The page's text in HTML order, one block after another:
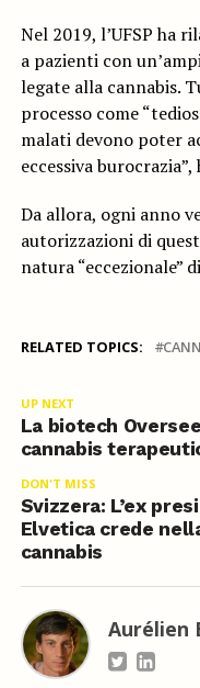
Nel 2019, l’UFSP ha
a pazienti con
legate alla cannabis.
processo come
malati devono poter
eccessiva
Da allora, ogni anno
autorizzazioni di
natura “eccezionale”
RELATED TOPICS:
UP NEXT
La biotech
cannabis
DON'T MISS
Svizzera: L’ex
Elvetica crede
cannabis
Aurélien